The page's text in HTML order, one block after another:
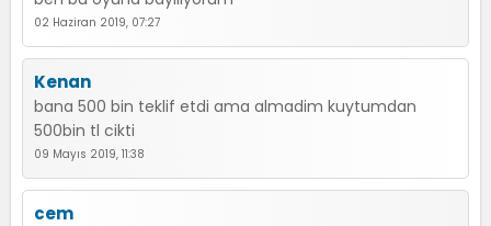
02 Haziran 2019, 07:27
Kenan
bana 500 bin teklif etdi ama almadim kuytumdan
500bin tl cikti
09 Mayıs 2019, 11:38
cem